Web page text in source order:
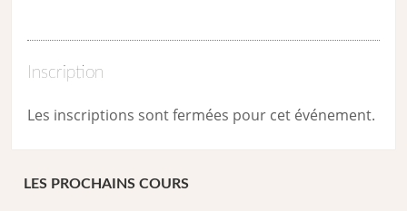
Inscription
Les inscriptions sont fermées pour cet événement.
LES PROCHAINS COURS